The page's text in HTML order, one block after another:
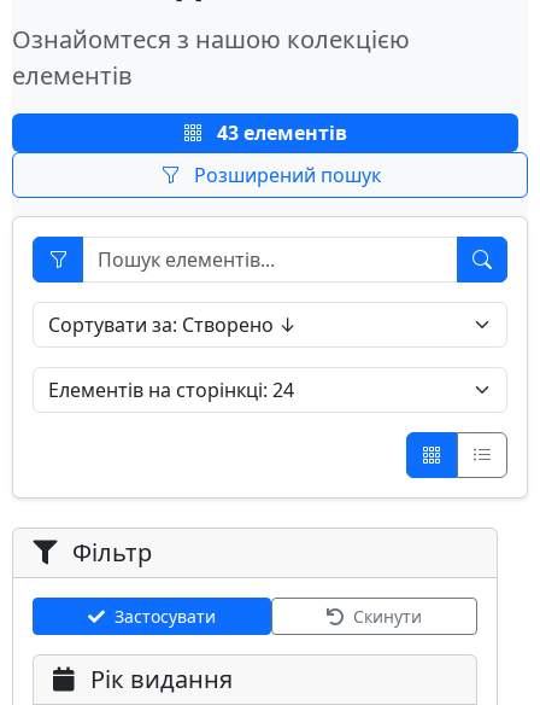
Ознайомтеся з нашою колекцією
елементів
43 елементів
Розширений пошук
Фільтр
Застосувати Скинути
Рік видання